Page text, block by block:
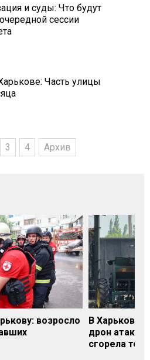
и суды: Что будут
сессии
Часть улицы
3 4 Архив
возросло
В
дрон
сгорела